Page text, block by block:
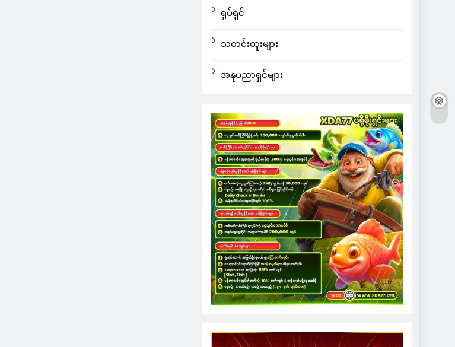
ရုပ်ရှင်
သတင်းထူးများ
အနုပညာရှင်များ